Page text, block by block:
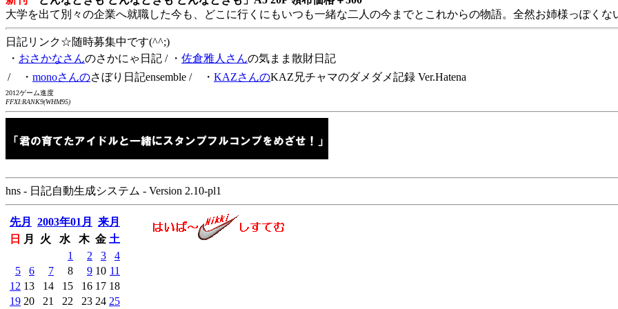
大学を出て別々の企業へ就職した今も、どこに行くにもいつも一緒な二人の今までとこれからの物語。全然お姉様っぽくな
日記リンク☆随時募集中です(^^;)
・ おさかなさんのさかにゃ日記 / ・ 佐倉雅人さんの気まま散財日記
/ ・ monoさんのさぼり日記ensemble / ・ KAZさんのKAZ兄チャマのダメダメ記録 Ver.Hatena
2012ゲーム進度
FFXI:RANK9(WHM95)
hns - 日記自動生成システム - Version 2.10-pl1
先月 2003年01月
来月
日
月 火 水 木 金 土
1
2 3
4
5
6 7 8 9 10 11
12 13 14 15 16 17 18
19 20 21 22 23 24 25